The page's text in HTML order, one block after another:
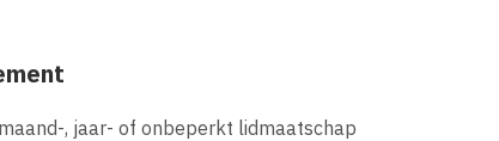
, jaar- of onbeperkt lidmaatschap